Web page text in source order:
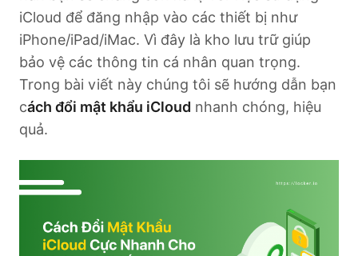
iCloud để đăng nhập vào các thiết bị như
iPhone/iPad/iMac. Vì đây là kho lưu trữ giúp
bảo vệ các thông tin cá nhân quan trọng.
Trong bài viết này chúng tôi sẽ hướng dẫn bạn
cách đổi mật khẩu iCloud nhanh chóng, hiệu
quả.